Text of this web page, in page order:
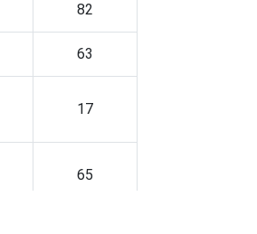
82
63
17
65